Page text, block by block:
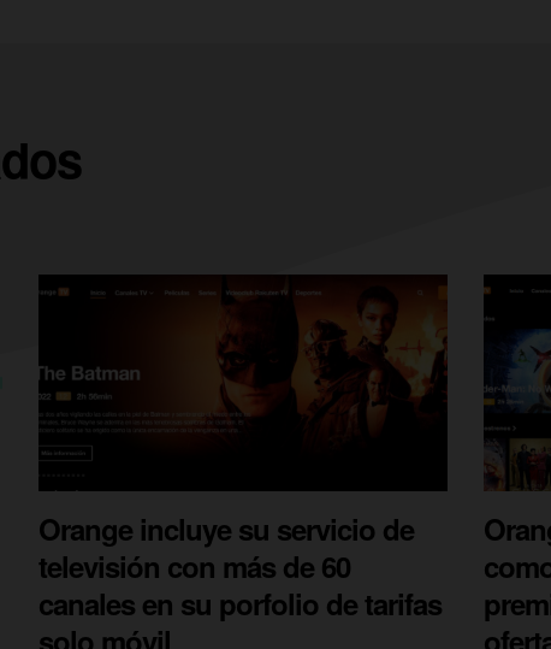
Orange incluye su servicio de
televisión con más de 60
canales en su porfolio de tarifas